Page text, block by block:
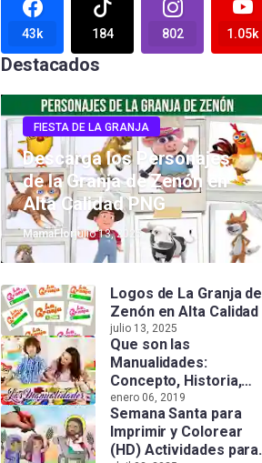
43k 184 802 1.05k
Destacados
FIESTA DE LA GRANJA
Descarga los Personajes
de la Granja de Zenón en
Alta Calidad PNG
MamaFlorjulio 13, 2025
Logos de La Granja de
Zenón en Alta Calidad
julio 13, 2025
Que son las
Manualidades:
Concepto, Historia,
Tipos e Importancia
enero 06, 2019
Semana Santa para
Imprimir y Colorear
(HD) Actividades para